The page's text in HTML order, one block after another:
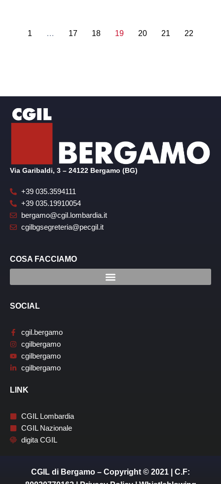
1 … 17 18 19 20 21 22
Via Garibaldi, 3 – 24122 Bergamo (BG)
+39 035.3594111
+39 035.19910054
bergamo@cgil.lombardia.it
cgilbgsegreteria@pecgil.it
COSA FACCIAMO
SOCIAL
cgil.bergamo
cgilbergamo
cgilbergamo
cgilbergamo
LINK
CGIL Lombardia
CGIL Nazionale
digita CGIL
CGIL di Bergamo – Copyright © 2021 | C.F: